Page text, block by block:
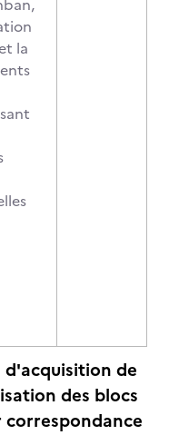
la
de
des blocs